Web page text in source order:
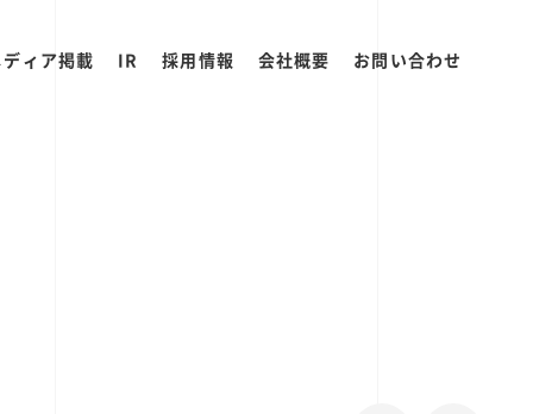
ィア掲載 IR 採用情報 会社概要 お問い合わせ